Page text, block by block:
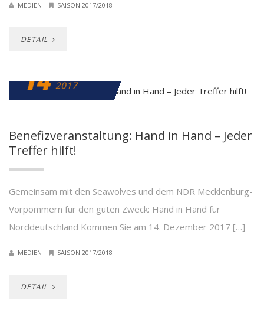
MEDIEN SAISON 2017/2018
DETAIL
14 2017
Benefizveranstaltung: Hand in Hand – Jeder
Treffer hilft!
Gemeinsam mit den Seawolves und dem NDR Mecklenburg-
Vorpommern für den guten Zweck: Hand in Hand für
Norddeutschland Kommen Sie am 14. Dezember 2017 […]
MEDIEN SAISON 2017/2018
DETAIL